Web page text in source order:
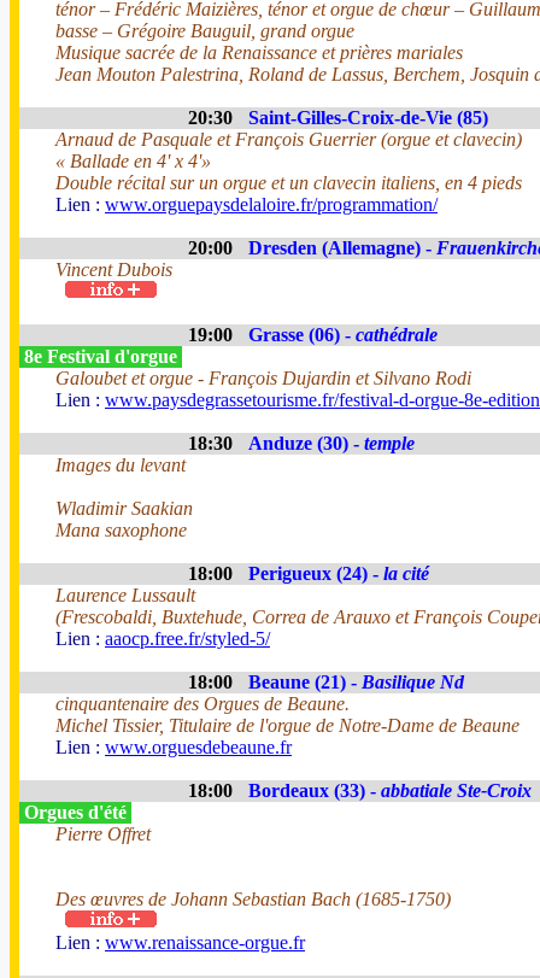
ténor – Frédéric Maizières, ténor et orgue de chœur –
basse – Grégoire Bauguil, grand orgue
Musique sacrée de la Renaissance et prières mariales
Jean Mouton Palestrina, Roland de Lassus, Berchem, Josquin
20:30
Saint-Gilles-Croix-de-Vie (85)
Arnaud de Pasquale et François Guerrier (orgue et clavecin)
« Ballade en 4' x 4'»
Double récital sur un orgue et un clavecin italiens, en 4 pieds
Lien : www.orguepaysdelaloire.fr/programmation/
20:00 Dresden (Allemagne) -
Vincent Dubois
19:00 Grasse (06) - cathédrale
8e Festival d'orgue
Galoubet et orgue - François Dujardin et Silvano Rodi
Lien : www.paysdegrassetourisme.fr/festival-d-orgue-8e-
18:30 Anduze (30) - temple
Images du levant
Wladimir Saakian
Mana saxophone
18:00 Perigueux (24) - la cité
Laurence Lussault
(Frescobaldi, Buxtehude, Correa de Arauxo et François
Lien : aaocp.free.fr/styled-5/
18:00 Beaune (21) - Basilique Nd
cinquantenaire des Orgues de Beaune.
Michel Tissier, Titulaire de l'orgue de Notre-Dame de Beaune
Lien : www.orguesdebeaune.fr
18:00 Bordeaux (33) - abbatiale Ste-Croix
Orgues d'été
Pierre Offret
Des œuvres de Johann Sebastian Bach (1685-1750)
Lien : www.renaissance-orgue.fr